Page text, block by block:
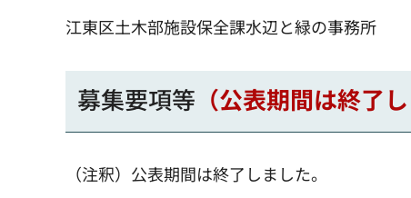
江東区土木部施設保全課水辺と緑の事務所
募集要項等 （公表期間は終了し
（注釈）公表期間は終了しました。